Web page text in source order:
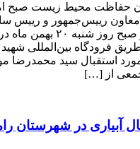
حفاظت محیط زیست صبح
معاون رییس‌جمهور و رییس
زیست کشور صبح روز
فرودگاه بین‌المللی شهید
استقبال سید محمدرضا
از […]
۵ کانال آبیاری در